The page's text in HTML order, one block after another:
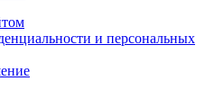
и персональных